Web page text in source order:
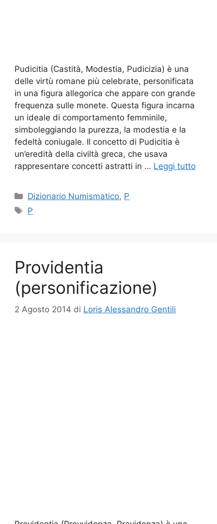
Pudicitia (Castità, Modestia, Pudicizia) è una
delle virtù romane più celebrate, personificata
in una figura allegorica che appare con grande
frequenza sulle monete. Questa figura incarna
un ideale di comportamento femminile,
simboleggiando la purezza, la modestia e la
fedeltà coniugale. Il concetto di Pudicitia è
un’eredità della civiltà greca, che usava
rappresentare concetti astratti in … Leggi tutto
Categorie
Dizionario Numismatico, P
Tag
P
Providentia
(personificazione)
2 Agosto 2014 di Loris Alessandro Gentili